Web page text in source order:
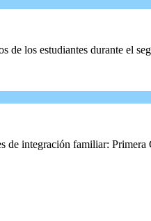
los estudiantes durante el
integración familiar: